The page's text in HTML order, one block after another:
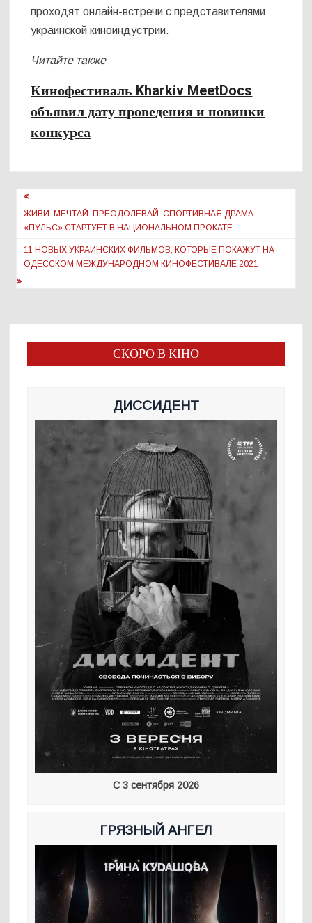
проходят онлайн-встречи с представителями
украинской киноиндустрии.
Читайте также
Кинофестиваль Kharkiv MeetDocs
объявил дату проведения и новинки
конкурса
Навигация
по
записям
ЖИВИ. МЕЧТАЙ. ПРЕОДОЛЕВАЙ. СПОРТИВНАЯ ДРАМА
«ПУЛЬС» СТАРТУЕТ В НАЦИОНАЛЬНОМ ПРОКАТЕ
11 НОВЫХ УКРАИНСКИХ ФИЛЬМОВ, КОТОРЫЕ ПОКАЖУТ НА
ОДЕССКОМ МЕЖДУНАРОДНОМ КИНОФЕСТИВАЛЕ 2021
СКОРО В КІНО
ДИССИДЕНТ
С 3 сентября 2026
ГРЯЗНЫЙ АНГЕЛ